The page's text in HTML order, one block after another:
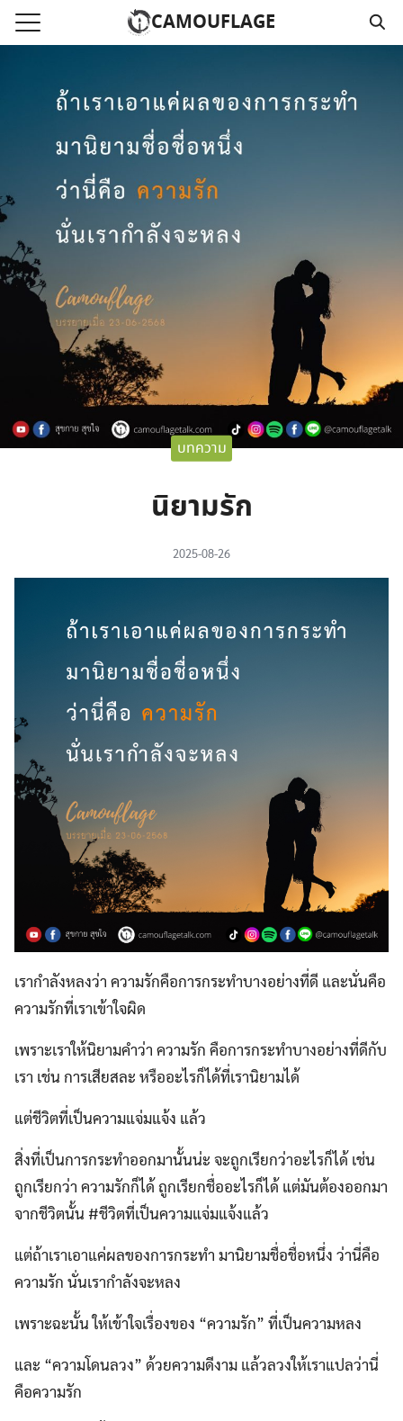
Skip
CAMOUFLAGE
ามคลิปเสียงธรรม
หลด MP3
งสือออนไลน์
ม
บทความ
นิยามรัก
2025-08-26
เรากำลังหลงว่า ความรักคือการกระทำบางอย่างที่ดี และนั่นคือ
ความรักที่เราเข้าใจผิด
เพราะเราให้นิยามคำว่า ความรัก คือการกระทำบางอย่างที่ดีกับ
เรา เช่น การเสียสละ หรืออะไรก็ได้ที่เรานิยามได้
แต่ชีวิตที่เป็นความแจ่มแจ้ง แล้ว
สิ่งที่เป็นการกระทำออกมานั้นน่ะ จะถูกเรียกว่าอะไรก็ได้ เช่น
ถูกเรียกว่า ความรักก็ได้ ถูกเรียกชื่ออะไรก็ได้ แต่มันต้องออกมา
จากชีวิตนั้น #ชีวิตที่เป็นความแจ่มแจ้งแล้ว
แต่ถ้าเราเอาแค่ผลของการกระทำ มานิยามชื่อชื่อหนึ่ง ว่านี่คือ
ความรัก นั่นเรากำลังจะหลง
เพราะฉะนั้น ให้เข้าใจเรื่องของ “ความรัก” ที่เป็นความหลง
และ “ความโดนลวง” ด้วยความดีงาม แล้วลวงให้เราแปลว่านี่
คือความรัก